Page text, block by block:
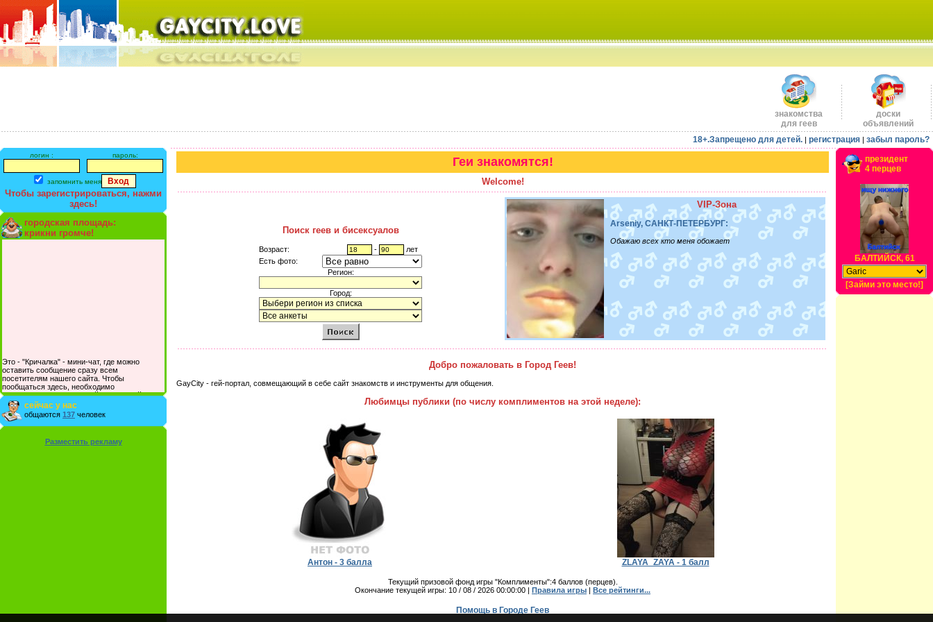
знакомства
для геев
доски
объявлений
18+.Запрещено для детей. | регистрация | забыл пароль?
логин : пароль:
запомнить меня
Чтобы зарегистрироваться, нажми
здесь!
городская площадь:
крикни громче!
Это - "Кричалка" - мини-чат, где можно
оставить сообщение сразу всем
посетителям нашего сайта. Чтобы
пообщаться здесь, необходимо
зарегистрироваться на сайте и/или войти со
своими логином и паролем.
сейчас у нас
общаются 137 человек
Разместить рекламу
Геи знакомятся!
Welcome!
Поиск геев и бисексуалов
Возраст: -
лет
Есть фото:
Регион:
Город:
VIP-Зона
Arseniy, САНКТ-ПЕТЕРБУРГ:
Обажаю всех кто меня обожает
Добро пожаловать в Город Геев!
GayCity - гей-портал, совмещающий в себе сайт знакомств и инструменты для общения.
Любимцы публики (по числу комплиментов на этой неделе):
Антон - 3 балла ZLAYA_ZAYA - 1 балл
Текущий призовой фонд игры "Комплименты":4 баллов (перцев).
Окончание текущей игры: 10 / 08 / 2026 00:00:00 | Правила игры | Все рейтинги...
Помощь в Городе Геев
президент
4 перцев
БАЛТИЙСК, 61
[Займи это место!]